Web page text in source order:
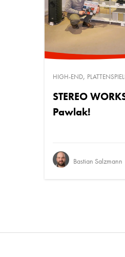
HIGH-END,
STEREO
Pawlak!
Bastian Salzmann